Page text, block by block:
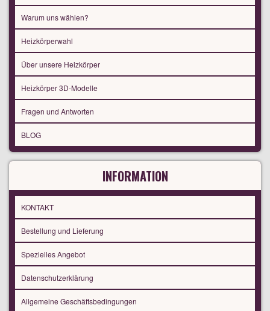
Warum uns wählen?
Heizkörperwahl
Über unsere Heizkörper
Heizkörper 3D-Modelle
Fragen und Antworten
BLOG
INFORMATION
KONTAKT
Bestellung und Lieferung
Spezielles Angebot
Datenschutzerklärung
Allgemeine Geschäftsbedingungen